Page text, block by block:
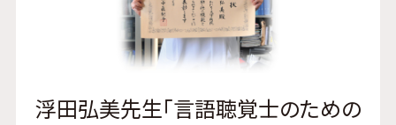
浮田弘美先生「言語聴覚士のための